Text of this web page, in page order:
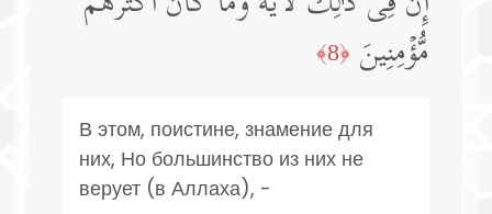
مُّؤۡمِنِینَ ﴿8﴾
В этом, поистине, знамение для
них, Но большинство из них не
верует (в Аллаха), -